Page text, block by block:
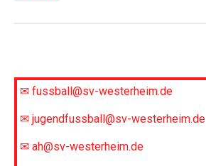
✉ fussball@sv-westerheim.de
✉ jugendfussball@sv-westerheim.de
✉ ah@sv-westerheim.de